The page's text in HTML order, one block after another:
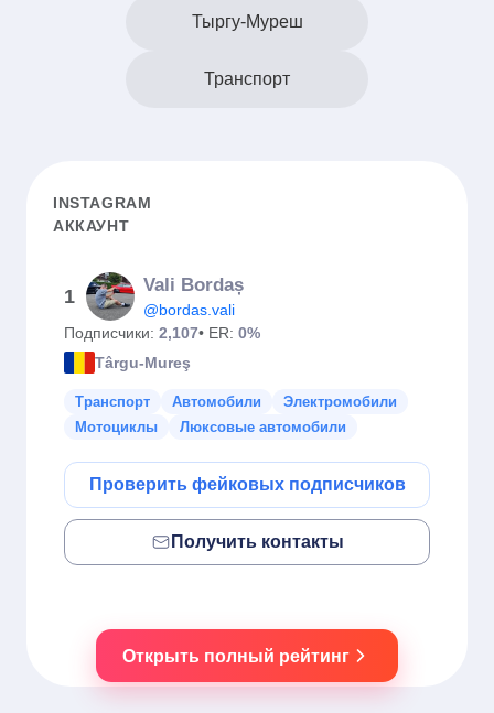
Тыргу-Муреш
Транспорт
INSTAGRAM
АККАУНТ
1
Vali Bordaș
@bordas.vali
Подписчики: 2,107• ER: 0%
Târgu-Mureş
Транспорт Автомобили
Электромобили
Мотоциклы
Люксовые автомобили
Проверить фейковых подписчиков
Получить контакты
Открыть полный рейтинг